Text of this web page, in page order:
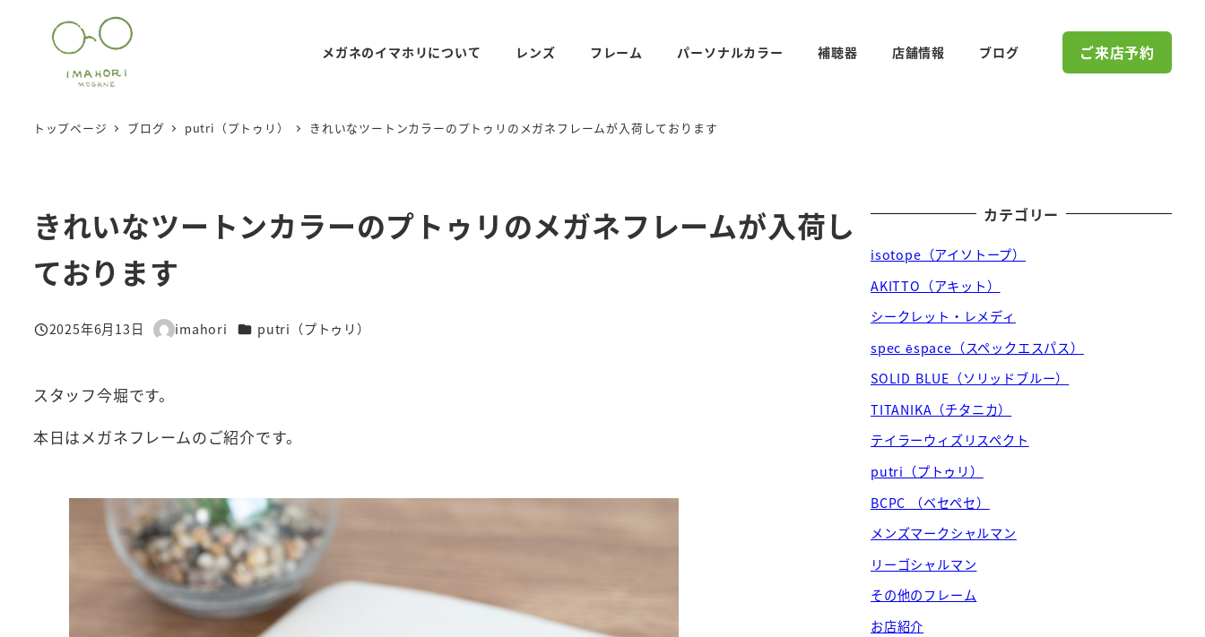
メガネのイマホリについて レンズ フレーム パーソナルカラー 補聴器 店舗情報 ブログ ご来店予約
トップページ ブログ putri（プトゥリ） きれいなツートンカラーのプトゥリのメガネフレームが入荷しております
きれいなツートンカラーのプトゥリのメガネフレームが入荷し
ております
投稿日
2025年6月13日
著
imahori カテゴリー
putri（プトゥリ）
スタッフ今堀です。
本日はメガネフレームのご紹介です。
カテゴリー
isotope（アイソトープ）
AKITTO（アキット）
シークレット・レメディ
spec ēspace（スペックエスパス）
SOLID BLUE（ソリッドブルー）
TITANIKA（チタニカ）
テイラーウィズリスペクト
putri（プトゥリ）
BCPC （ベセペセ）
メンズマークシャルマン
リーゴシャルマン
その他のフレーム
お店紹介